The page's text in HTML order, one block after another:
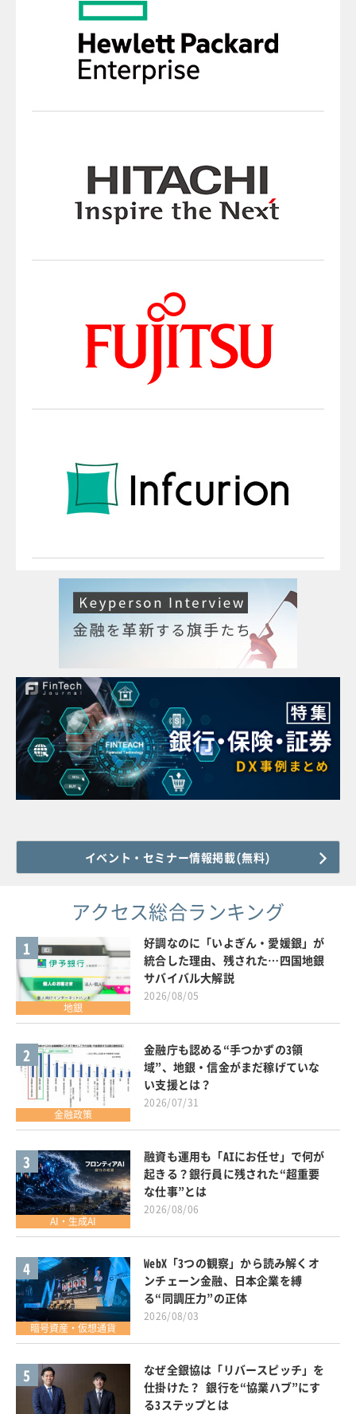
イベント・セミナー情報掲載(無料)
アクセス総合ランキング
1
地銀
好調なのに「いよぎん・愛媛銀」が
統合した理由、残された…四国地銀
サバイバル大解説
2026/08/05
2
金融政策
金融庁も認める“手つかずの3領
域”、地銀・信金がまだ稼げていな
い支援とは？
2026/07/31
3
AI・生成AI
融資も運用も「AIにお任せ」で何が
起きる？銀行員に残された“超重要
な仕事”とは
2026/08/06
4
暗号資産・仮想通貨
WebX「3つの観察」から読み解くオ
ンチェーン金融、日本企業を縛
る“同調圧力”の正体
2026/08/03
5
なぜ全銀協は「リバースピッチ」を
仕掛けた？ 銀行を“協業ハブ”にす
る3ステップとは